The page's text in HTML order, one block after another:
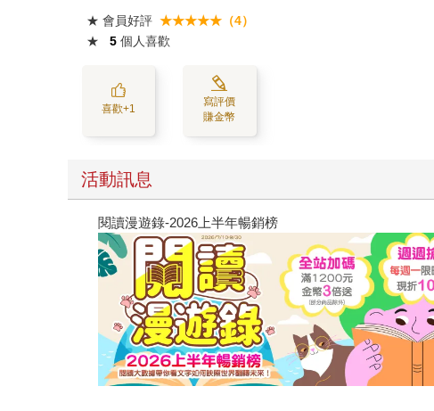
★ 會員好評 ★★★★★（4）
★
5 個人喜歡
喜歡+1
寫評價
賺金幣
活動訊息
閱讀漫遊錄-2026上半年暢銷榜